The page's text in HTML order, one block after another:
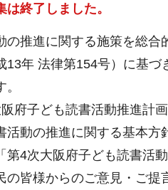
終了しました。
の推進に関する施策を総
13年 法律第154号）に基
府子ども読書活動推進計
活動の推進に関する基本
第4次大阪府子ども読書活
の皆様からのご意見・ご提